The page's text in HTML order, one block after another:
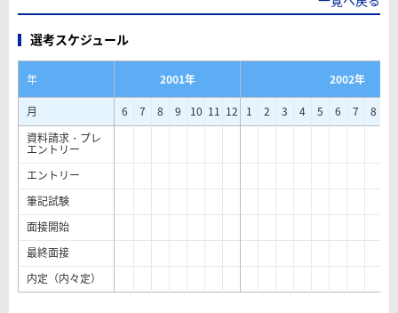
選考スケジュール
年 2001年
2002年
月
6 7 8 9 10 11 12 1 2 3 4 5 6 7 8
資料請求・プレ
エントリー
エントリー
筆記試験
面接開始
最終面接
内定（内々定）